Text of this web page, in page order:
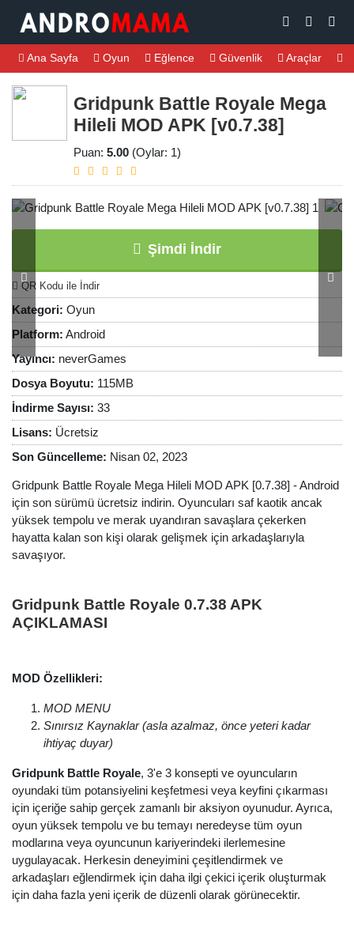
Ana Sayfa Oyun Eğlence Güvenlik Araçlar
Gridpunk Battle Royale Mega
Hileli MOD APK [v0.7.38]
Puan: 5.00 (Oylar: 1)
Şimdi İndir
QR Kodu ile İndir
Kategori: Oyun
Platform: Android
Yayıncı: neverGames
Dosya Boyutu: 115MB
İndirme Sayısı: 33
Lisans: Ücretsiz
Son Güncelleme: Nisan 02, 2023
Gridpunk Battle Royale Mega Hileli MOD APK [0.7.38] - Android
için son sürümü ücretsiz indirin. Oyuncuları saf kaotik ancak
yüksek tempolu ve merak uyandıran savaşlara çekerken
hayatta kalan son kişi olarak gelişmek için arkadaşlarıyla
savaşıyor.
Gridpunk Battle Royale 0.7.38 APK
AÇIKLAMASI
MOD Özellikleri:
MOD MENU
Sınırsız Kaynaklar (asla azalmaz, önce yeteri kadar
ihtiyaç duyar)
Gridpunk Battle Royale, 3'e 3 konsepti ve oyuncuların
oyundaki tüm potansiyelini keşfetmesi veya keyfini çıkarması
için içeriğe sahip gerçek zamanlı bir aksiyon oyunudur. Ayrıca,
oyun yüksek tempolu ve bu temayı neredeyse tüm oyun
modlarına veya oyuncunun kariyerindeki ilerlemesine
uygulayacak. Herkesin deneyimini çeşitlendirmek ve
arkadaşları eğlendirmek için daha ilgi çekici içerik oluşturmak
için daha fazla yeni içerik de düzenli olarak görünecektir.